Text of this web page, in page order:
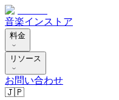
音楽インストア
料金
リソース
お問い合わせ
🇯🇵